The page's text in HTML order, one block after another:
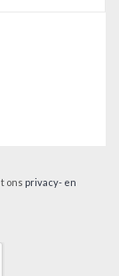
ons privacy- en